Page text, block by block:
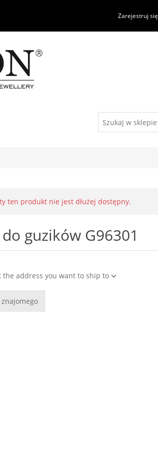
Zarejestruj się
ten produkt nie jest dłużej dostępny.
guzików G96301
the address you want to ship to